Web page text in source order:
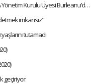
Romanya Futbol Federasyonu Başkanı ve FIFA Yönetim Kurulu Üyesi Burleanu'dan Arda Güler'e övgüler
imkansız"
tutamadı
geçiriyor